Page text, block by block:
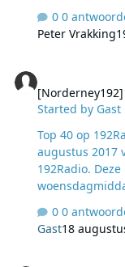
0
Peter Vrakking
Started by
Top 40 op 192Radio: Uitzending op
augustus 2017
192Radio.
Bert van der Laan. Uitzending op zaterdag
2017 van 16.00
0
Gast18